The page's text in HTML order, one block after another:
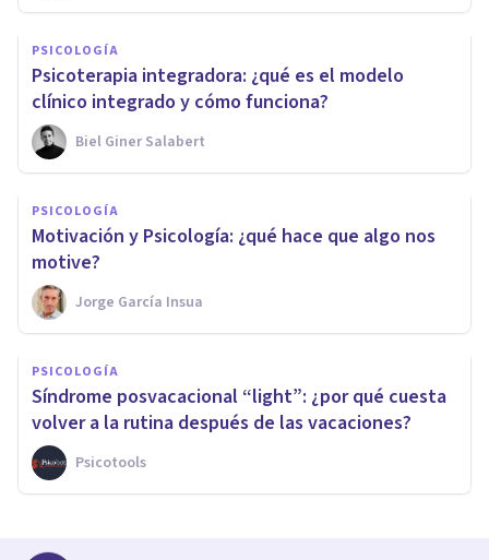
PSICOLOGÍA
Psicoterapia integradora: ¿qué es el modelo
clínico integrado y cómo funciona?
Biel Giner Salabert
PSICOLOGÍA
Motivación y Psicología: ¿qué hace que algo nos
motive?
Jorge García Insua
PSICOLOGÍA
Síndrome posvacacional “light”: ¿por qué cuesta
volver a la rutina después de las vacaciones?
Psicotools